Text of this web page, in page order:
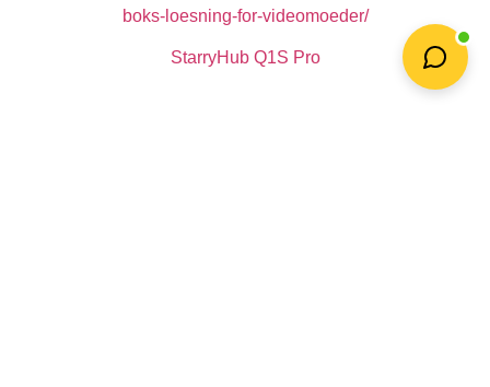
boks-loesning-for-videomoeder/
StarryHub Q1S Pro